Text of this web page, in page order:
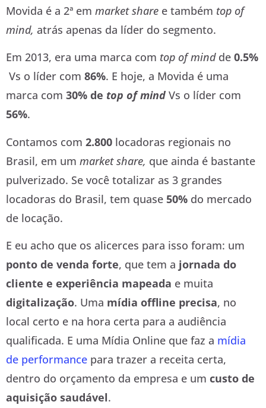
Movida é a 2ª em market share e também top of
mind, atrás apenas da líder do segmento.
Em 2013, era uma marca com top of mindde 0.5%
Vs o líder com 86%. E hoje, a Movida é uma
marca com 30% de top of mind Vs o líder com
56%.
Contamos com 2.800 locadoras regionais no
Brasil, em um market share, que ainda é bastante
pulverizado. Se você totalizar as 3 grandes
locadoras do Brasil, tem quase 50% do mercado
de locação.
E eu acho que os alicerces para isso foram: um
ponto de venda forte, que tem a jornada do
cliente e experiência mapeada e muita
digitalização. Uma mídia offline precisa, no
local certo e na hora certa para a audiência
qualificada. E uma Mídia Online que faz a mídia
de performance para trazer a receita certa,
dentro do orçamento da empresa e um custo de
aquisição saudável.